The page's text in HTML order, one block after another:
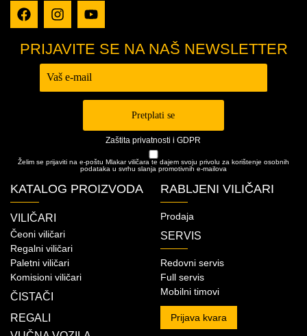
PRIJAVITE SE NA NAŠ NEWSLETTER
Prijava -
Pretplati se
Zaštita privatnosti i GDPR
Želim se prijaviti na e-poštu Mlakar viličara te dajem svoju privolu za korištenje osobnih
podataka u svrhu slanja promotivnih e-mailova
KATALOG PROIZVODA
VILIČARI
Čeoni viličari
Regalni viličari
Paletni viličari
Komisioni viličari
ČISTAČI
REGALI
RABLJENI VILIČARI
Prodaja
SERVIS
Redovni servis
Full servis
Mobilni timovi
Prijava kvara